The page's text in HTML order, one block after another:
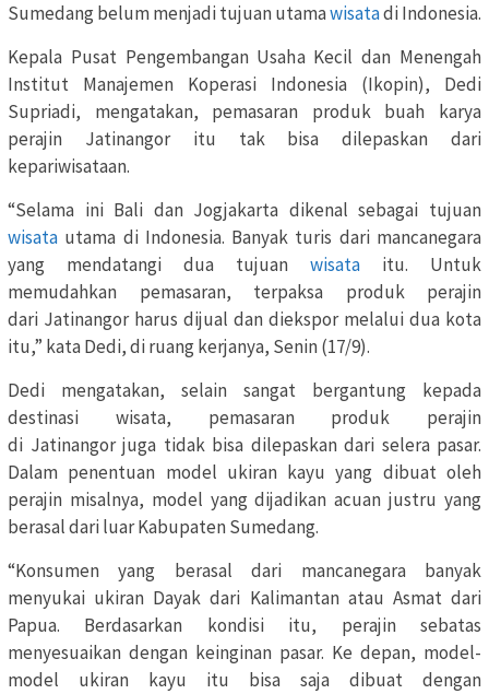
Sumedang belum menjadi tujuan utamawisatadi Indonesia.
Kepala Pusat Pengembangan Usaha Kecil dan Menengah
Institut Manajemen Koperasi Indonesia (Ikopin), Dedi
Supriadi, mengatakan, pemasaran produk buah karya
perajin Jatinangor itu tak bisa dilepaskan dari
kepariwisataan.
“Selama ini Bali dan Jogjakarta dikenal sebagai tujuan
wisata utama di Indonesia. Banyak turis dari mancanegara
yang mendatangi dua tujuan wisata itu. Untuk
memudahkan pemasaran, terpaksa produk perajin
dari Jatinangor harus dijual dan diekspor melalui dua kota
itu,” kata Dedi, di ruang kerjanya, Senin (17/9).
Dedi mengatakan, selain sangat bergantung kepada
destinasi wisata, pemasaran produk perajin
di Jatinangor juga tidak bisa dilepaskan dari selera pasar.
Dalam penentuan model ukiran kayu yang dibuat oleh
perajin misalnya, model yang dijadikan acuan justru yang
berasal dari luar Kabupaten Sumedang.
“Konsumen yang berasal dari mancanegara banyak
menyukai ukiran Dayak dari Kalimantan atau Asmat dari
Papua. Berdasarkan kondisi itu, perajin sebatas
menyesuaikan dengan keinginan pasar. Ke depan, model-
model ukiran kayu itu bisa saja dibuat dengan